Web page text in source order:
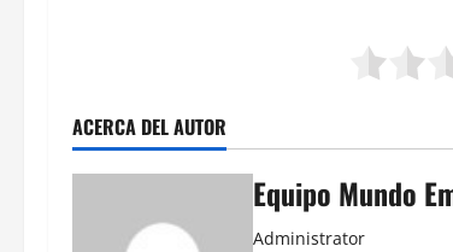
ACERCA DEL AUTOR
Equipo Mundo
Administrator